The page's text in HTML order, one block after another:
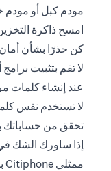
مودم كبل أو
امسح ذاكرة
كن حذرًا بشأن
لا تقم بتثبيت
عند إنشاء كلمات
لا تستخدم نفس
تحقق من حساباتك
ممثلي Citiphone بمساعدتك.